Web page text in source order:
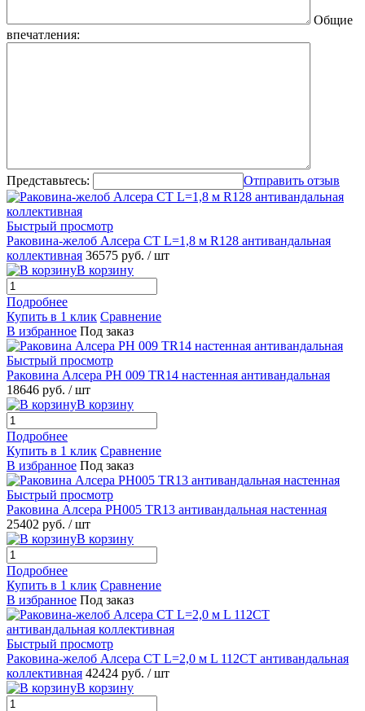
Общие
впечатления:
Представьтесь: Отправить отзыв
Быстрый просмотр
Раковина-желоб Алсера СТ L=1,8 м R128 антивандальная
коллективная 36575 руб. / шт
В корзину
Подробнее
Купить в 1 клик Сравнение
В избранное Под заказ
Быстрый просмотр
Раковина Алсера PH 009 TR14 настенная антивандальная
18646 руб. / шт
В корзину
Подробнее
Купить в 1 клик Сравнение
В избранное Под заказ
Быстрый просмотр
Раковина Алсера PH005 TR13 антивандальная настенная
25402 руб. / шт
В корзину
Подробнее
Купить в 1 клик Сравнение
В избранное Под заказ
Быстрый просмотр
Раковина-желоб Алсера СТ L=2,0 м L 112СТ антивандальная
коллективная 42424 руб. / шт
В корзину